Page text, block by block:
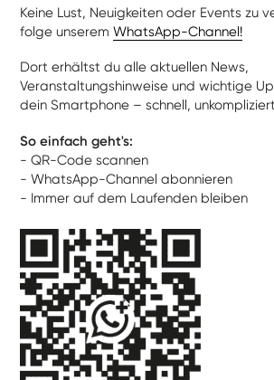
Keine Lust, Neuigkeiten oder Events zu
folge unserem WhatsApp-Channel!
Dort erhältst du alle aktuellen News,
Veranstaltungshinweise und wichtige
dein Smartphone – schnell,
So einfach geht's:
- QR-Code scannen
- WhatsApp-Channel abonnieren
- Immer auf dem Laufenden bleiben